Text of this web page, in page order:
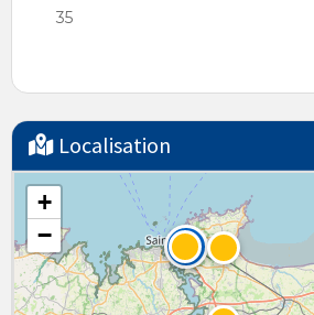
35
Localisation
+
−